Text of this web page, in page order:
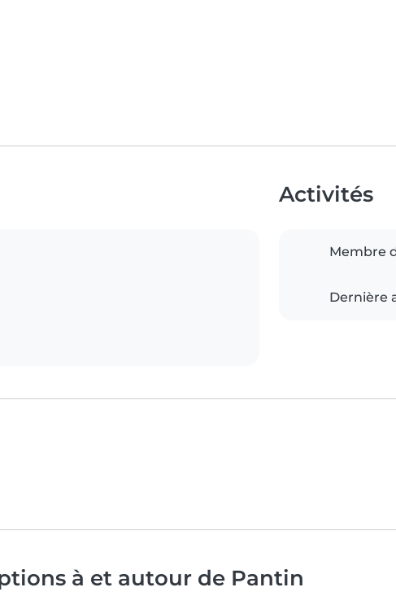
Activités
Membre
Dernière
à et autour de Pantin